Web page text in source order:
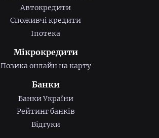
Автокредити
Споживчі кредити
Іпотека
Мікрокредити
Позика онлайн на карту
Банки
Банки України
Рейтинг банків
Відгуки